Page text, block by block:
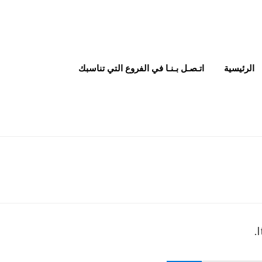
الرئيسية اتـصـل بـنـا في الفروع التي تناسبك